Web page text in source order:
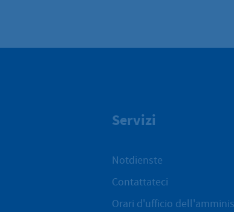
Servizi
Notdienste
Contattateci
Orari d'ufficio